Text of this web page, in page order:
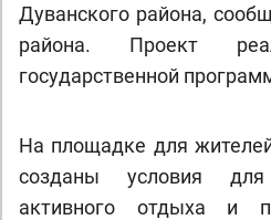
Дуванского района,
района. Проект
государственной
На площадке для
созданы условия
активного отдыха и